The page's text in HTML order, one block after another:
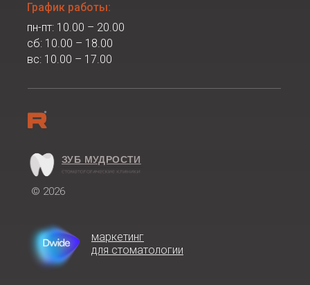
маркетинг
для стоматологии
График работы:
пн-пт: 10.00 – 20.00
сб: 10.00 – 18.00
вс: 10.00 – 17.00
ЗУБ МУДРОСТИ
© 2026